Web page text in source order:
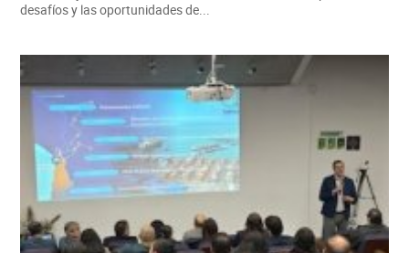
desafíos y las oportunidades de...